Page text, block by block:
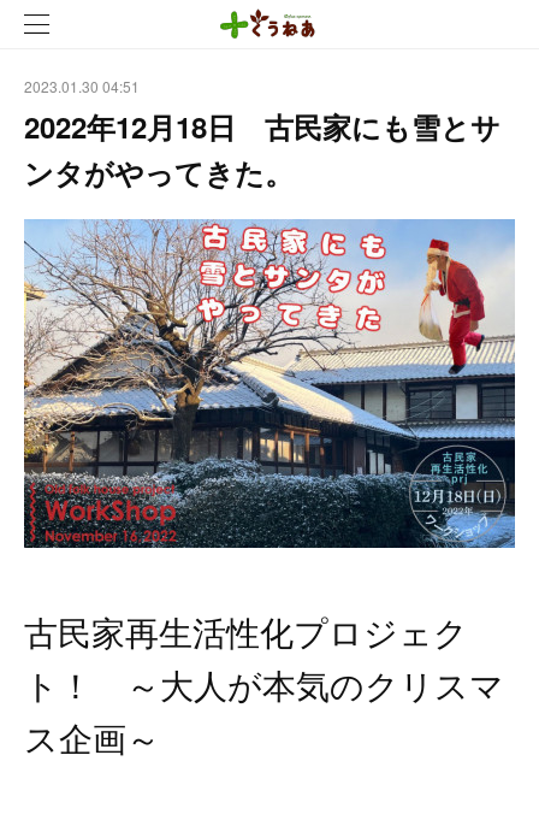
2023.01.30 04:51
2022年12月18日 古民家にも雪とサ
ンタがやってきた。
古民家再生活性化プロジェク
ト！ ～大人が本気のクリスマ
ス企画～